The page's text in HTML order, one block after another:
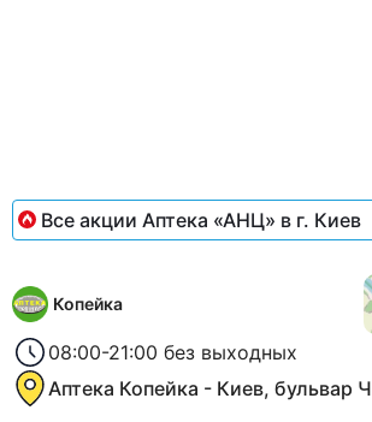
Все акции Аптека «АНЦ» в г. Киев
Копейка
08:00-21:00 без выходных
Аптека Копейка - Киев, бульвар